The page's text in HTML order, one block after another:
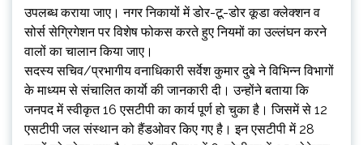
उपलब्ध कराया जाए। नगर निकायों में डोर-टू-डोर कूडा क्लेक्शन व
सोर्स सेग्रिगेशन पर विशेष फोकस करते हुए नियमों का उल्लंघन करने
वालों का चालान किया जाए।
सदस्य सचिव/प्रभागीय वनाधिकारी सर्वेश कुमार दुबे ने विभिन्न विभागों
के माध्यम से संचालित कार्याे की जानकारी दी। उन्होंने बताया कि
जनपद में स्वीकृत 16 एसटीपी का कार्य पूर्ण हो चुका है। जिसमें से 12
एसटीपी जल संस्थान को हैंडओवर किए गए है। इन एसटीपी में 28